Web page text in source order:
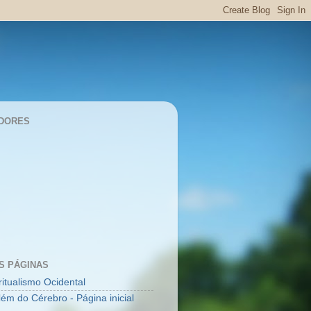
PÁGINAS
Ocidental
do Cérebro - Página inicial